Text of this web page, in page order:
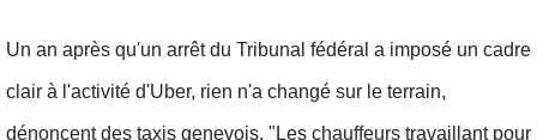
Un an après qu'un arrêt du Tribunal fédéral a imposé un cadre
clair à l'activité d'Uber, rien n'a changé sur le terrain,
dénoncent des taxis genevois. "Les chauffeurs travaillant pour